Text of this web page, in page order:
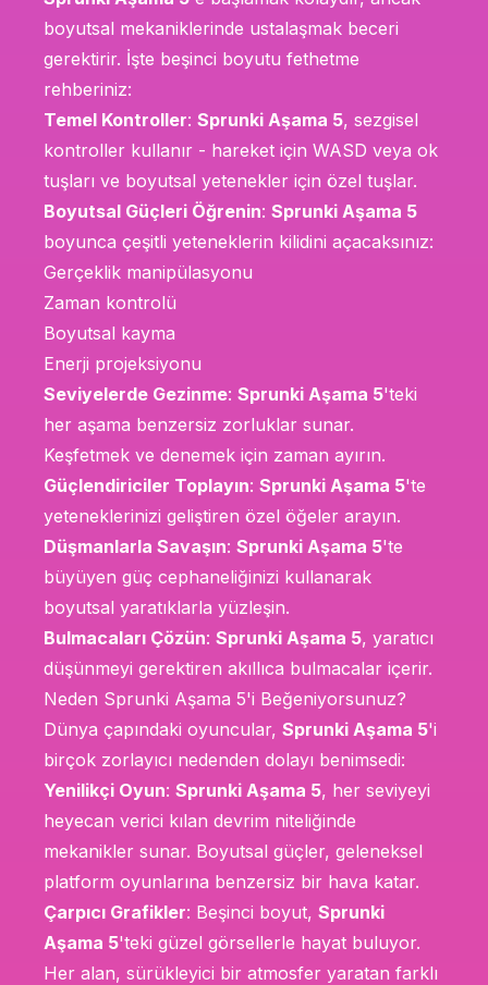
boyutsal mekaniklerinde ustalaşmak beceri
gerektirir. İşte beşinci boyutu fethetme
rehberiniz:
Temel Kontroller: Sprunki Aşama 5, sezgisel
kontroller kullanır - hareket için WASD veya ok
tuşları ve boyutsal yetenekler için özel tuşlar.
Boyutsal Güçleri Öğrenin: Sprunki Aşama 5
boyunca çeşitli yeteneklerin kilidini açacaksınız:
Gerçeklik manipülasyonu
Zaman kontrolü
Boyutsal kayma
Enerji projeksiyonu
Seviyelerde Gezinme: Sprunki Aşama 5'teki
her aşama benzersiz zorluklar sunar.
Keşfetmek ve denemek için zaman ayırın.
Güçlendiriciler Toplayın: Sprunki Aşama 5'te
yeteneklerinizi geliştiren özel öğeler arayın.
Düşmanlarla Savaşın: Sprunki Aşama 5'te
büyüyen güç cephaneliğinizi kullanarak
boyutsal yaratıklarla yüzleşin.
Bulmacaları Çözün: Sprunki Aşama 5, yaratıcı
düşünmeyi gerektiren akıllıca bulmacalar içerir.
Neden Sprunki Aşama 5'i Beğeniyorsunuz?
Dünya çapındaki oyuncular, Sprunki Aşama 5'i
birçok zorlayıcı nedenden dolayı benimsedi:
Yenilikçi Oyun: Sprunki Aşama 5, her seviyeyi
heyecan verici kılan devrim niteliğinde
mekanikler sunar. Boyutsal güçler, geleneksel
platform oyunlarına benzersiz bir hava katar.
Çarpıcı Grafikler: Beşinci boyut, Sprunki
Aşama 5'teki güzel görsellerle hayat buluyor.
Her alan, sürükleyici bir atmosfer yaratan farklı